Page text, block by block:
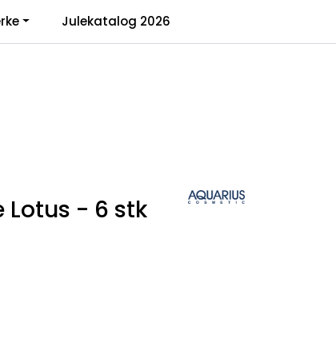
Infosenter Favoritter
Julekatalog 2026
Lotus - 6 stk